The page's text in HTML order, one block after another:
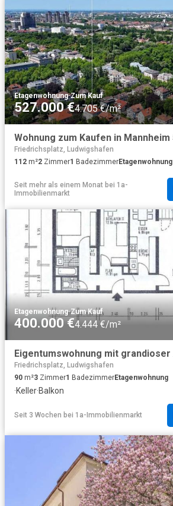
Etagenwohnung·Zum Kauf
527.000 €4.705 €/m²
Friedrichsplatz, Ludwigshafen
112 m²2 Zimmer1 BadezimmerEtagenwohnung
Seit mehr als einem Monat bei 1a-
Immobilienmarkt
Etagenwohnung·Zum Kauf
400.000 €4.444 €/m²
Friedrichsplatz, Ludwigshafen
90 m²3 Zimmer1 BadezimmerEtagenwohnung
·Keller·Balkon
Seit 3 Wochen bei 1a-Immobilienmarkt